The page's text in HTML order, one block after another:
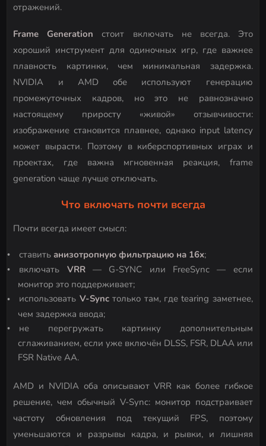
отражений.
Frame Generation стоит включать не всегда. Это
хороший инструмент для одиночных игр, где важнее
плавность картинки, чем минимальная задержка.
NVIDIA и AMD обе используют генерацию
промежуточных кадров, но это не равнозначно
настоящему приросту «живой» отзывчивости:
изображение становится плавнее, однако input latency
может вырасти. Поэтому в киберспортивных играх и
проектах, где важна мгновенная реакция, frame
generation чаще лучше отключать.
Что включать почти всегда
Почти всегда имеет смысл:
ставитьанизотропную фильтрацию на 16x;
включать VRR— G-SYNC или FreeSync — если
монитор это поддерживает;
использовать V-Syncтолько там, где tearing заметнее,
чем задержка ввода;
не перегружать картинку дополнительным
сглаживанием, если уже включён DLSS, FSR, DLAA или
FSR Native AA.
AMD и NVIDIA оба описывают VRR как более гибкое
решение, чем обычный V-Sync: монитор подстраивает
частоту обновления под текущий FPS, поэтому
уменьшаются и разрывы кадра, и рывки, и лишняя